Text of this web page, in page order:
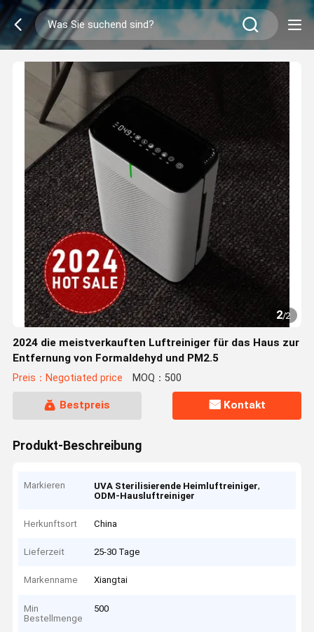
2/2
2024 die meistverkauften Luftreiniger für das Haus zur
Entfernung von Formaldehyd und PM2.5
Preis：Negotiated price MOQ：500
Bestpreis Kontakt
Produkt-Beschreibung
Markieren UVA Sterilisierende Heimluftreiniger,
ODM-Hausluftreiniger
Herkunftsort China
Lieferzeit 25-30 Tage
Markenname Xiangtai
Min
Bestellmenge
500